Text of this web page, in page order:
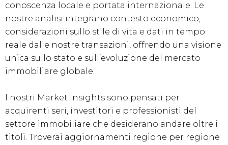
conoscenza locale e portata internazionale. Le
nostre analisi integrano contesto economico,
considerazioni sullo stile di vita e dati in tempo
reale dalle nostre transazioni, offrendo una visione
unica sullo stato e sull’evoluzione del mercato
immobiliare globale.
I nostri Market Insights sono pensati per
acquirenti seri, investitori e professionisti del
settore immobiliare che desiderano andare oltre i
titoli. Troverai aggiornamenti regione per regione